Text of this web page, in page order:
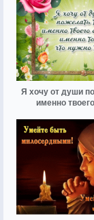
Я хочу от души
именно